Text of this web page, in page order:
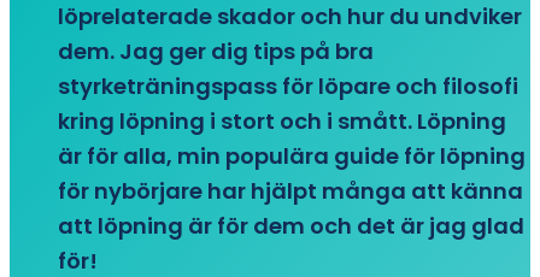
löprelaterade skador och hur du undviker
dem. Jag ger dig tips på bra
styrketräningspass för löpare och filosofi
kring löpning i stort och i smått. Löpning
är för alla, min populära guide för löpning
för nybörjare har hjälpt många att känna
att löpning är för dem och det är jag glad
för!